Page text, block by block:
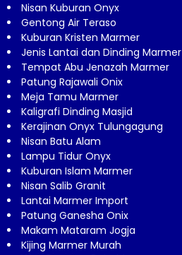
Nisan Kuburan Onyx
Gentong Air Teraso
Kuburan Kristen Marmer
Jenis Lantai dan Dinding Marmer
Tempat Abu Jenazah Marmer
Patung Rajawali Onix
Meja Tamu Marmer
Kaligrafi Dinding Masjid
Kerajinan Onyx Tulungagung
Nisan Batu Alam
Lampu Tidur Onyx
Kuburan Islam Marmer
Nisan Salib Granit
Lantai Marmer Import
Patung Ganesha Onix
Makam Mataram Jogja
Kijing Marmer Murah